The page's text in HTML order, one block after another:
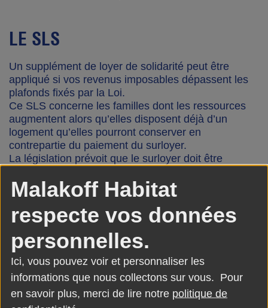
Malakoff Habitat
respecte vos données
personnelles.
Ici, vous pouvez voir et personnaliser les
informations que nous collectons sur vous. Pour
en savoir plus, merci de lire notre politique de
LE SLS
Un supplément de loyer de solidarité peut être
appliqué si vos revenus imposables dépassent les
plafonds fixés par la Loi.
Ce SLS concerne les familles dont les ressources
augmentent alors qu’elles disposent déjà d’un
logement qu’elles pourront conserver en
contrepartie du paiement du surloyer.
La législation prévoit que le surloyer doit être
ressources dépassent de 20% au moins les
plafonds prévus par la réglementation
A Malakoff, la Ville a obtenu que tous les logements
sociaux existant soient exonérés du supplément de
loyer solidarité jusqu’en 2020 afin de préserver la
mixité sociale qui est un enjeu majeur pour le parc
de logement social, mais aussi pour l’ensemble de
la Ville.